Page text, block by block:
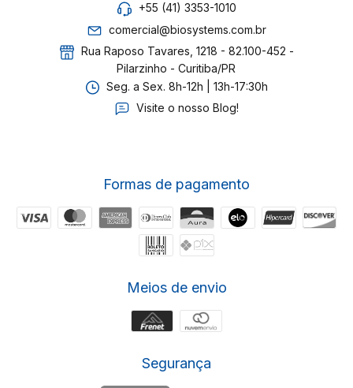
+55 (41) 3353-1010
comercial@biosystems.com.br
Rua Raposo Tavares, 1218 - 82.100-452 -
Pilarzinho - Curitiba/PR
Seg. a Sex. 8h-12h | 13h-17:30h
Visite o nosso Blog!
Formas de pagamento
Meios de envio
Segurança